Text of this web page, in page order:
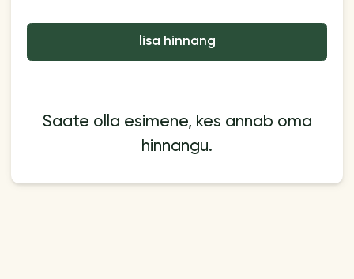
lisa hinnang
Saate olla esimene, kes annab oma
hinnangu.